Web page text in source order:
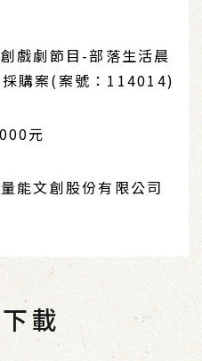
戲劇節目-部落生活晨
購案(案號：114014)
元
能文創股份有限公司
載